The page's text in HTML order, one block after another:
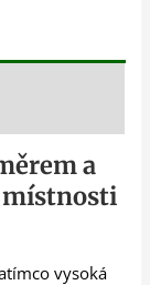
a
vysoká